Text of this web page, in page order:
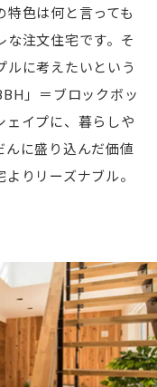
色は何と言っても
注文住宅です。そ
ルに考えたいという
」＝ブロックボッ
ェイプに、暮らしや
んに盛り込んだ価値
りリーズナブル。